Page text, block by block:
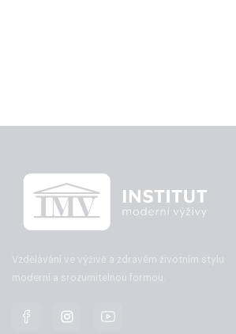
Vzdělávání ve výživě a zdravém životním stylu
moderní a srozumitelnou formou.